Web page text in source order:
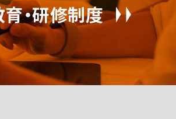
・研修制度